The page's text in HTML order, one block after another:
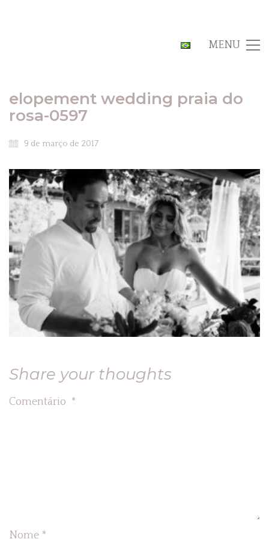
MENU
elopement wedding praia do
rosa-0597
9 de março de 2017
Share your thoughts
Comentário *
Nome *